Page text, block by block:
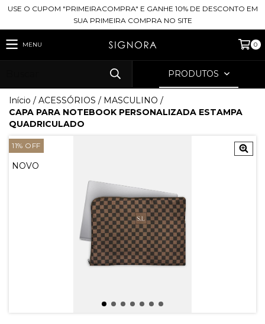
USE O CUPOM "PRIMEIRACOMPRA" E GANHE 10% DE DESCONTO EM
SUA PRIMEIRA COMPRA NO SITE
MENU 0
PRODUTOS
Início / ACESSÓRIOS / MASCULINO /
CAPA PARA NOTEBOOK PERSONALIZADA ESTAMPA
QUADRICULADO
11% OFF
NOVO